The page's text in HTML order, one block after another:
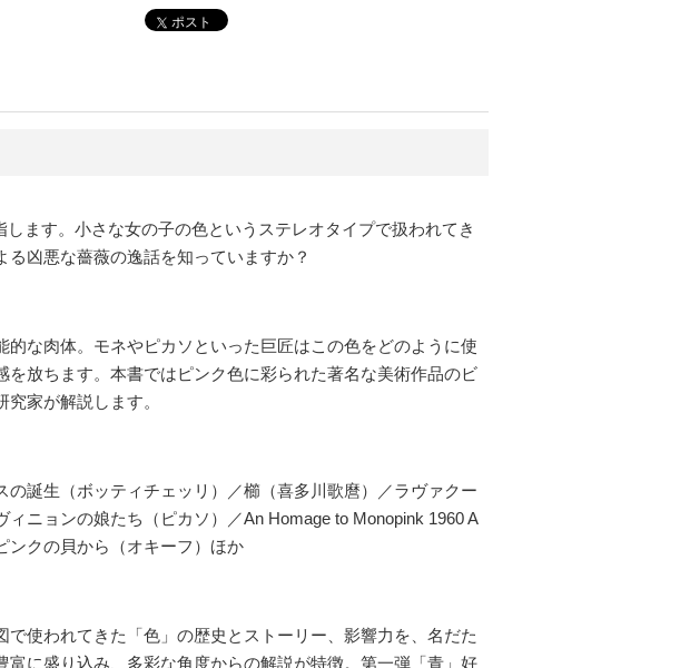
ポスト
ます。小さな女の子の色というステレオタイプで扱われてき
凶悪な薔薇の逸話を知っていますか？
な肉体。モネやピカソといった巨匠はこの色をどのように使
放ちます。本書ではピンク色に彩られた著名な美術作品のビ
家が解説します。
誕生（ボッティチェッリ）／櫛（喜多川歌麿）／ラヴァクー
ニョンの娘たち（ピカソ）／An Homage to Monopink 1960 A
ンクの貝から（オキーフ）ほか
使われてきた「色」の歴史とストーリー、影響力を、名だた
に盛り込み、多彩な角度からの解説が特徴。第一弾「青」好